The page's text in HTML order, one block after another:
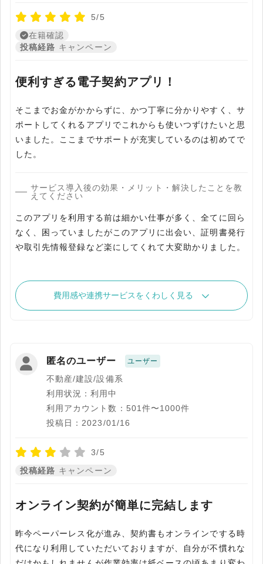
5/5
在籍確認
投稿経路 キャンペーン
便利すぎる電子契約アプリ！
そこまでお金がかからずに、かつ丁寧に分かりやすく、サ
ポートしてくれるアプリでこれからも使いつずけたいと思
いました。ここまでサポートが充実しているのは初めてで
した。
サービス導入後の効果・メリット・解決したことを教
えてください
このアプリを利用する前は細かい仕事が多く、全てに回ら
なく、困っていましたがこのアプリに出会い、証明書発行
や取引先情報登録など楽にしてくれて大変助かりました。
費用感や連携サービスをくわしく見る
匿名のユーザー ユーザー
不動産/建設/設備系
利用状況：利用中
利用アカウント数：501件〜1000件
投稿日：2023/01/16
3/5
投稿経路 キャンペーン
オンライン契約が簡単に完結します
昨今ペーパーレス化が進み、契約書もオンラインでする時
代になり利用していただいておりますが、自分が不慣れな